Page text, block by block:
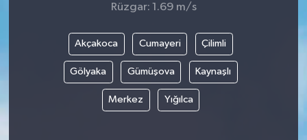
Rüzgar: 1.69 m/s
Akçakoca Cumayeri Çilimli
Gölyaka Gümüşova Kaynaşlı
Merkez Yığılca